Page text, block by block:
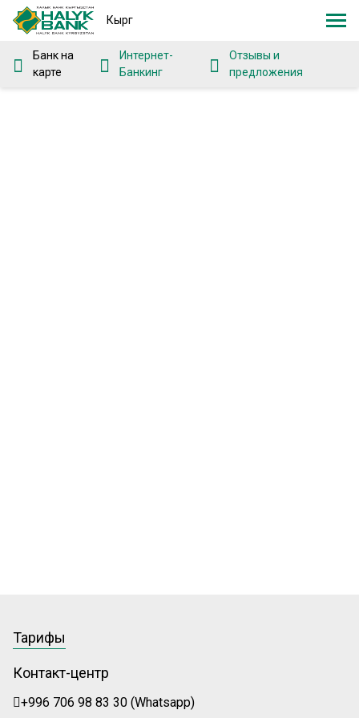
Кырг
Банк на
карте
Интернет-
Банкинг
Отзывы и
предложения
Тарифы
Контакт-центр
+996 706 98 83 30 (Whatsapp)